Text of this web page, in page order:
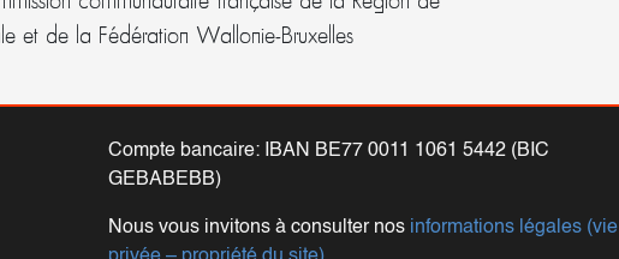
et de la Fédération Wallonie-Bruxelles
Compte bancaire: IBAN BE77 0011 1061 5442 (BIC
GEBABEBB)
Nous vous invitons à consulter nos informations légales (vie